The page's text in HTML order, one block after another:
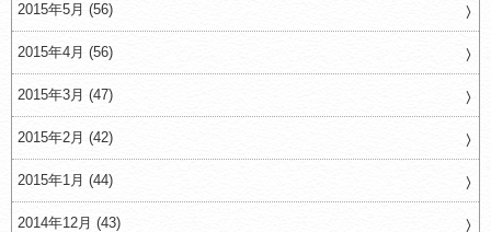
2015年5月 (56)
2015年4月 (56)
2015年3月 (47)
2015年2月 (42)
2015年1月 (44)
2014年12月 (43)